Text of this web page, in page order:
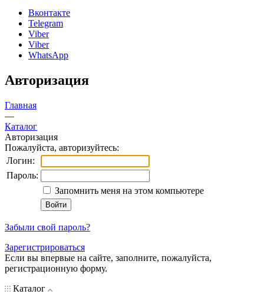
Вконтакте
Telegram
Viber
Viber
WhatsApp
Авторизация
Главная
—
Каталог
Авторизация
Пожалуйста, авторизуйтесь:
Логин:
Пароль:
Запомнить меня на этом компьютере
Забыли свой пароль?
Зарегистрироваться
Если вы впервые на сайте, заполните, пожалуйста,
регистрационную форму.
Каталог